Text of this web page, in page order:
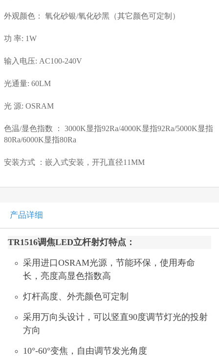
外观颜色： 氧化砂银/氧化砂黑（其它颜色可定制）
功 率: 1W
输入电压: AC100-240V
光通量: 60LM
光 源: OSRAM
色温/显色指数 ： 3000K显指92Ra/4000K显指92Ra/5000K显指
80Ra/6000K显指80Ra
安装方式 ：嵌入式安装，开孔直径11MM
产品详细
TR1516调焦LED立杆射灯特点：
采用进口OSRAM光源，节能环保，使用寿命
长，亮度高显色指数高
灯杆高度、外壳颜色可定制
采用万向头设计，可以竖直90度调节灯光的投射
方向
10°-60°变焦，自由调节发光角度